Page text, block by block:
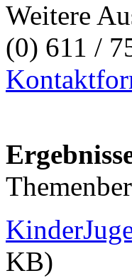
Weitere
(0) 611 /
KB)